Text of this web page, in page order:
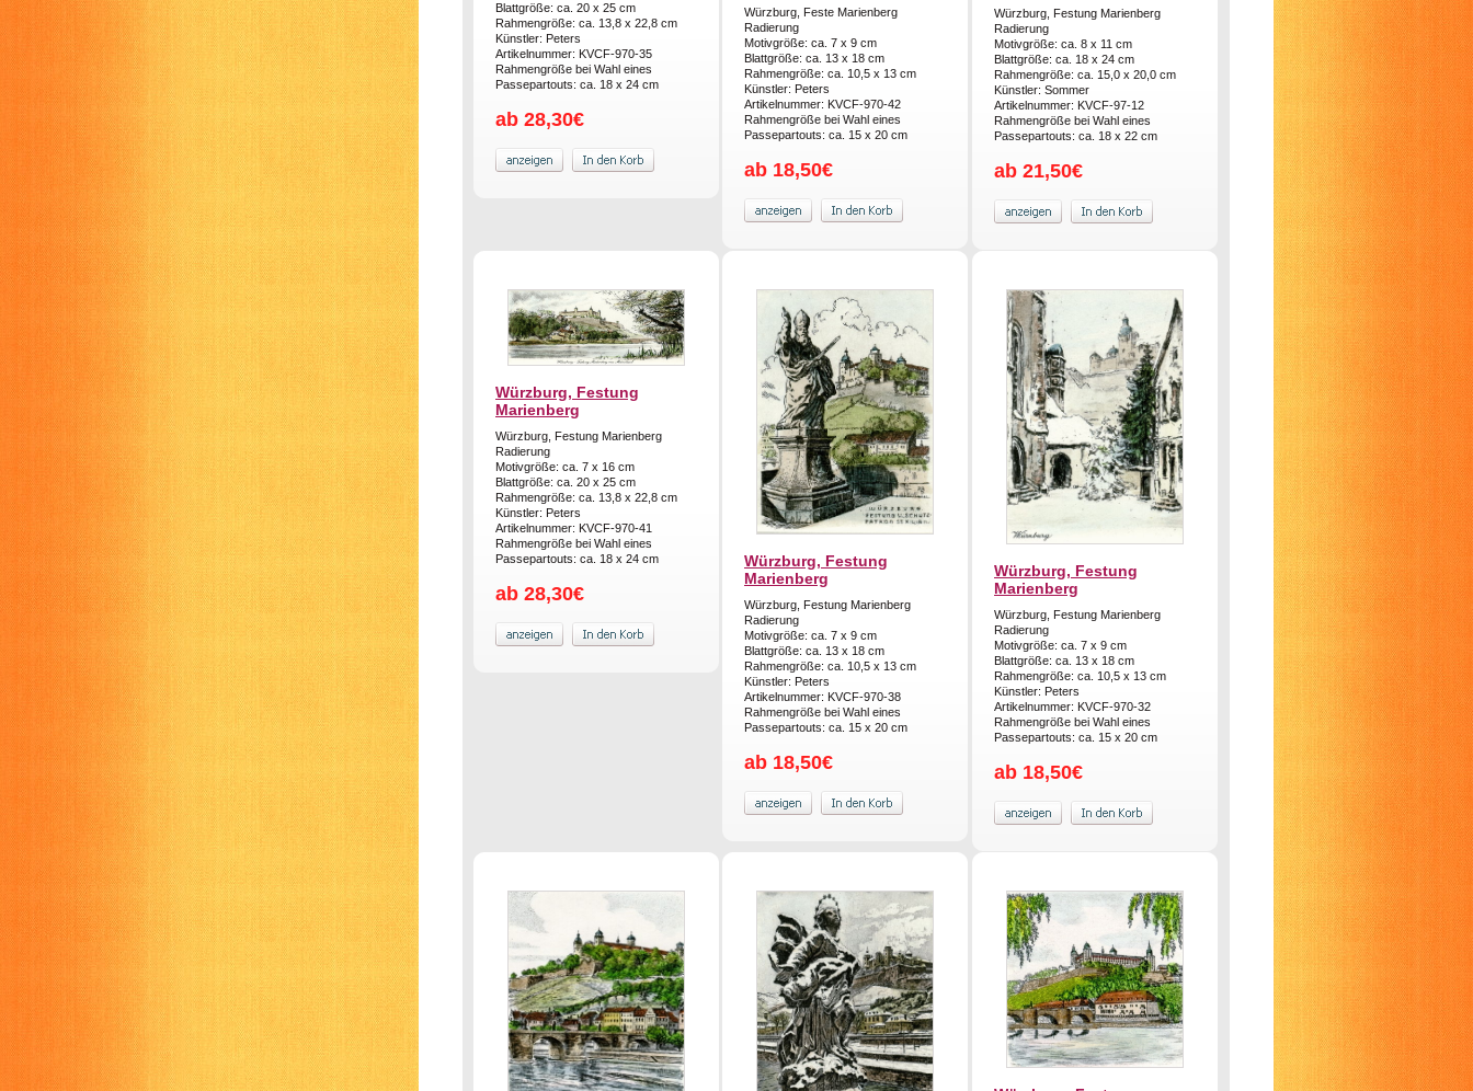
Blattgröße: ca. 20 x 25 cm
Rahmengröße: ca. 13,8 x 22,8 cm
Künstler: Peters
Artikelnummer: KVCF-970-35
Rahmengröße bei Wahl eines
Passepartouts: ca. 18 x 24 cm
ab 28,30€
Würzburg, Feste Marienberg
Radierung
Motivgröße: ca. 7 x 9 cm
Blattgröße: ca. 13 x 18 cm
Rahmengröße: ca. 10,5 x 13 cm
Künstler: Peters
Artikelnummer: KVCF-970-42
Rahmengröße bei Wahl eines
Passepartouts: ca. 15 x 20 cm
ab 18,50€
Würzburg, Festung Marienberg
Radierung
Motivgröße: ca. 8 x 11 cm
Blattgröße: ca. 18 x 24 cm
Rahmengröße: ca. 15,0 x 20,0 cm
Künstler: Sommer
Artikelnummer: KVCF-97-12
Rahmengröße bei Wahl eines
Passepartouts: ca. 18 x 22 cm
ab 21,50€
Würzburg, Festung
Marienberg
Würzburg, Festung Marienberg
Radierung
Motivgröße: ca. 7 x 16 cm
Blattgröße: ca. 20 x 25 cm
Rahmengröße: ca. 13,8 x 22,8 cm
Künstler: Peters
Artikelnummer: KVCF-970-41
Rahmengröße bei Wahl eines
Passepartouts: ca. 18 x 24 cm
ab 28,30€
Würzburg, Festung
Marienberg
Würzburg, Festung Marienberg
Radierung
Motivgröße: ca. 7 x 9 cm
Blattgröße: ca. 13 x 18 cm
Rahmengröße: ca. 10,5 x 13 cm
Künstler: Peters
Artikelnummer: KVCF-970-38
Rahmengröße bei Wahl eines
Passepartouts: ca. 15 x 20 cm
ab 18,50€
Würzburg, Festung
Marienberg
Würzburg, Festung Marienberg
Radierung
Motivgröße: ca. 7 x 9 cm
Blattgröße: ca. 13 x 18 cm
Rahmengröße: ca. 10,5 x 13 cm
Künstler: Peters
Artikelnummer: KVCF-970-32
Rahmengröße bei Wahl eines
Passepartouts: ca. 15 x 20 cm
ab 18,50€